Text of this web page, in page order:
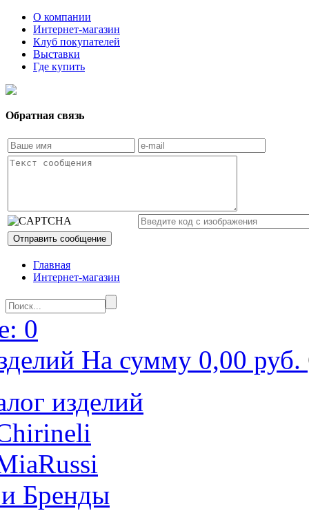
О компании
Интернет-магазин
Клуб покупателей
Выставки
Где купить
Обратная связь
Главная
Интернет-магазин
0
На сумму 0,00 руб.
изделий
Бренды